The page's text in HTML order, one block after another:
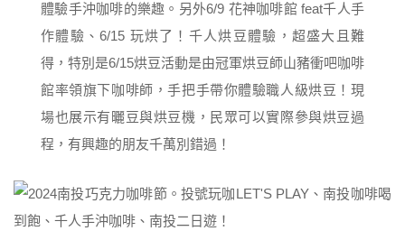
體驗手沖咖啡的樂趣。另外6/9 花神咖啡館 feat千人手
作體驗、6/15 玩烘了！千人烘豆體驗，超盛大且難
得，特別是6/15烘豆活動是由冠軍烘豆師山豬衝吧咖啡
館率領旗下咖啡師，手把手帶你體驗職人級烘豆！現
場也展示有曬豆與烘豆機，民眾可以實際參與烘豆過
程，有興趣的朋友千萬別錯過！